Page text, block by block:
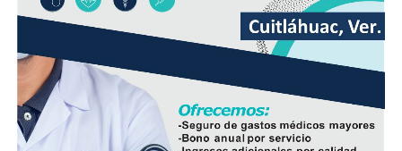
descargas eléctricas y probables granizadas en áreas de
tormenta, entre otros efectos negativos.